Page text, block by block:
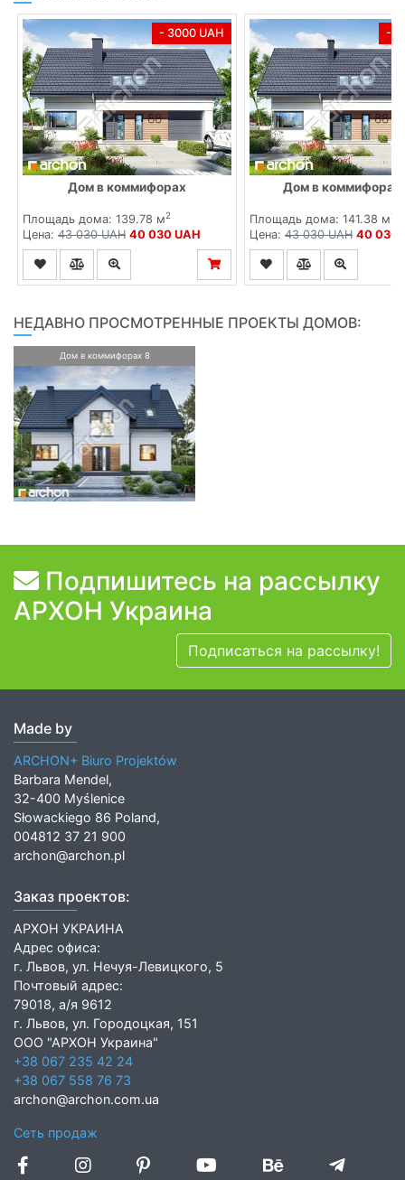
- 3000 UAH
Дом в коммифорах
Площадь дома: 139.78 м2
Цена: 43 030 UAH 40 030 UAH
-
Дом в
Площадь дома: 141.38 м
Цена:43 030 UAH 40 030
НЕДАВНО ПРОСМОТРЕННЫЕ ПРОЕКТЫ ДОМОВ:
Дом в коммифорах 8
Подпишитесь на рассылку
АРХОН Украина
Подписаться на рассылку!
Made by
ARCHON+ Biuro Projektów
Barbara Mendel,
32-400 Myślenice
Słowackiego 86 Poland,
004812 37 21 900
archon@archon.pl
Заказ проектов:
АРХОН УКРАИНА
Адрес офиса:
г. Львов, ул. Нечуя-Левицкого, 5
Почтовый адрес:
79018, а/я 9612
г. Львов, ул. Городоцкая, 151
ООО "АРХОН Украина"
+38 067 235 42 24
+38 067 558 76 73
archon@archon.com.ua
Сеть продаж